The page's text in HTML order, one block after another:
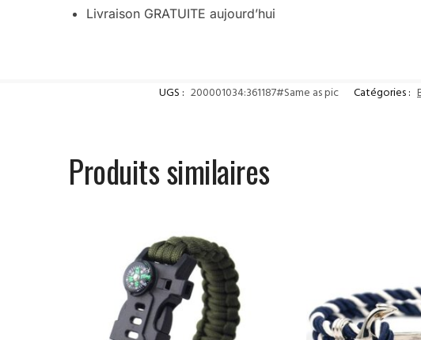
Livraison GRATUITE aujourd’hui
UGS : 200001034:361187#Same as pic Catégories :
Produits similaires